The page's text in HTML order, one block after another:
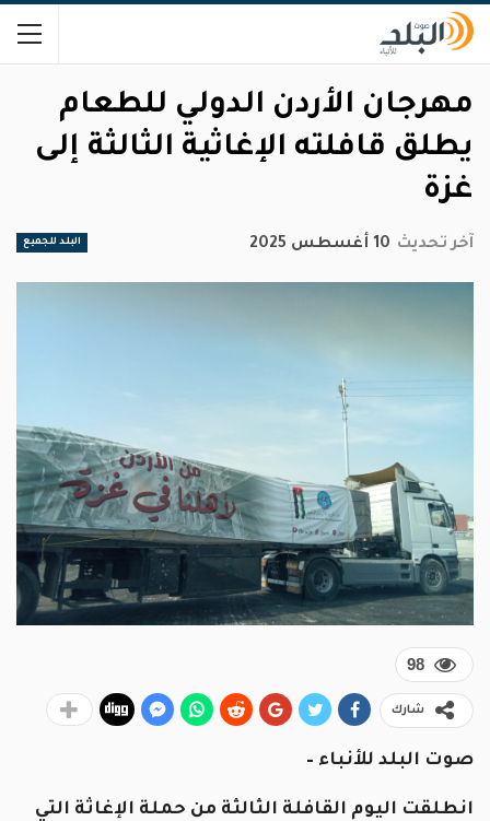
مهرجان الأردن الدولي للطعام
يطلق قافلته الإغاثية الثالثة إلى
غزة
البلد للجميع آخر تحديث 10 أغسطس 2025
98
شارك
صوت البلد للأنباء –
انطلقت اليوم القافلة الثالثة من حملة الإغاثة التي